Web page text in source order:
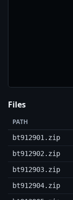
Files
PATH
bt912901.zip
bt912902.zip
bt912903.zip
bt912904.zip